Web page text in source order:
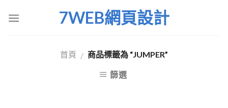
7WEB網頁設計
首頁 / 商品標籤為 “JUMPER”
篩選